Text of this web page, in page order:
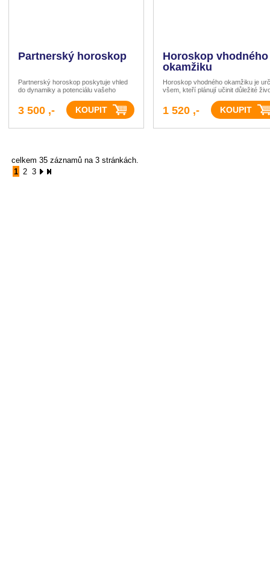
Partnerský horoskop
Partnerský horoskop poskytuje vhled
do dynamiky a potenciálu vašeho
porovnání.
3 500 ,-
Horoskop vhodného
okamžiku
Horoskop vhodného okamžiku je
všem, kteří plánují učinit důležité
1 520 ,-
celkem 35 záznamů na 3 stránkách.
1 2 3